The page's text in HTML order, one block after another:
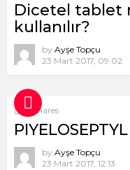
Dicetel tablet
kullanılır?
by Ayşe Topçu
23 Mart 2017, 09:02
8 Shares
by Ayşe Topçu
23 Mart 2017, 12:13